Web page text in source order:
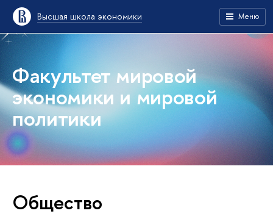
Высшая школа экономики Меню
Факультет мировой
экономики и мировой
политики
Общество